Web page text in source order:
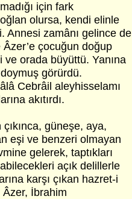
için fark
olursa, kendi elinle
Annesi zamânı gelince de
Âzer’e çocuğun doğup
orada büyüttü. Yanına
görürdü.
Cebrâil aleyhisselamı
akıtırdı.
güneşe, aya,
eşi ve benzeri olmayan
gelerek, taptıkları
açık delillerle
karşı çıkan hazret-i
Âzer, İbrahim